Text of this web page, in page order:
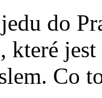
do
které
Co